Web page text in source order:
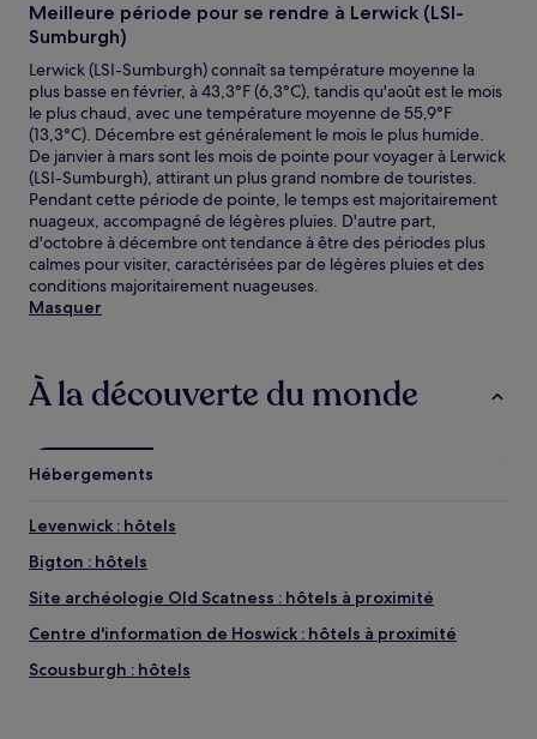
Meilleure période pour se rendre à Lerwick (LSI-
Sumburgh)
Lerwick (LSI-Sumburgh) connaît sa température moyenne la
plus basse en février, à 43,3°F (6,3°C), tandis qu'août est le mois
le plus chaud, avec une température moyenne de 55,9°F
(13,3°C). Décembre est généralement le mois le plus humide.
De janvier à mars sont les mois de pointe pour voyager à Lerwick
(LSI-Sumburgh), attirant un plus grand nombre de touristes.
Pendant cette période de pointe, le temps est majoritairement
nuageux, accompagné de légères pluies. D'autre part,
d'octobre à décembre ont tendance à être des périodes plus
calmes pour visiter, caractérisées par de légères pluies et des
conditions majoritairement nuageuses.
Masquer
À la découverte du monde
Hébergements
Levenwick : hôtels
Bigton : hôtels
Site archéologie Old Scatness : hôtels à proximité
Centre d'information de Hoswick : hôtels à proximité
Scousburgh : hôtels